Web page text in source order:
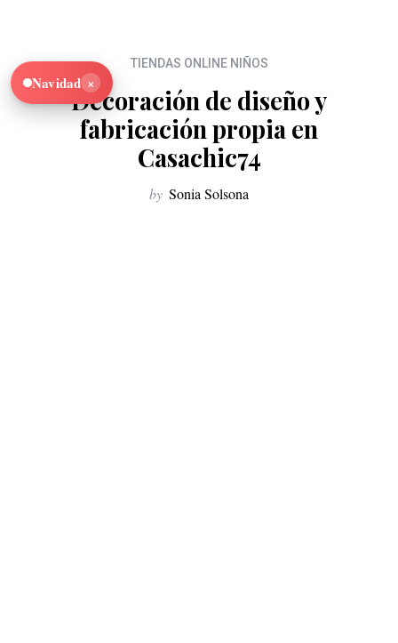
TIENDAS ONLINE NIÑOS
Decoración de diseño y
fabricación propia en
Casachic74
by Sonia Solsona
Navidad ×